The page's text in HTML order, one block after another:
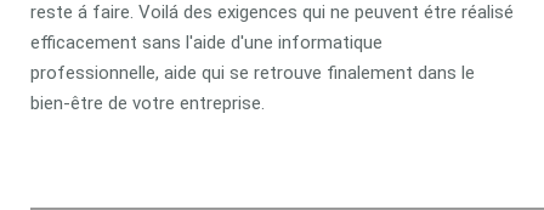
reste á faire. Voilá des exigences qui ne peuvent étre réalisé
efficacement sans l'aide d'une informatique
professionnelle, aide qui se retrouve finalement dans le
bien-être de votre entreprise.